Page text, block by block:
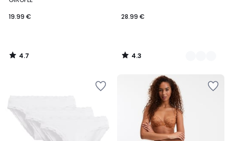
19.99 €
4.7
/
28.99 €
4.3
/